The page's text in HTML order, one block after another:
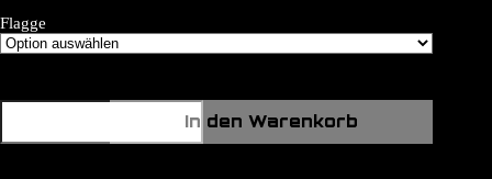
Flagge
Stay
Flagge
In den Warenkorb